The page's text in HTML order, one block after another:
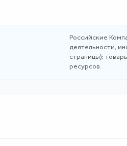
Российские
деятельности,
страницы);
ресурсов.